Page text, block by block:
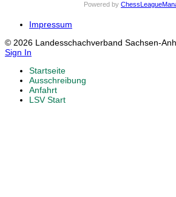
Powered by
Impressum
© 2026 Landesschachverband Sachsen-
Sign In
Startseite
Ausschreibung
Anfahrt
LSV Start